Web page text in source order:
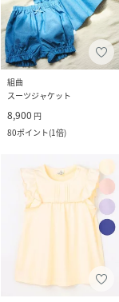
組曲
スーツジャケット
8,900 円
80ポイント(1倍)